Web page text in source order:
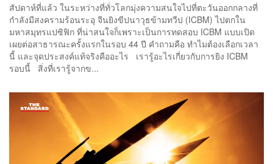
สัปดาห์ที่แล้ว ในระหว่างที่ทั่วโลกมุ่งความสนใจไปที่ตะวันออกกลางที่
กำลังมีสงครามร้อนระอุ จีนยิงขีปนาวุธข้ามทวีป (ICBM) ไปตกใน
มหาสมุทรแปซิฟิก ที่น่าสนใจก็เพราะเป็นการทดสอบ ICBM แบบเปิด
เผยต่อสาธารณะครั้งแรกในรอบ 44 ปี คำถามคือ ทำไมต้องเลือกเวลา
นี้ และจุดประสงค์แท้จริงคืออะไร เรารู้อะไรเกี่ยวกับการยิง ICBM
รอบนี้ สิ่งที่เรารู้จากข...